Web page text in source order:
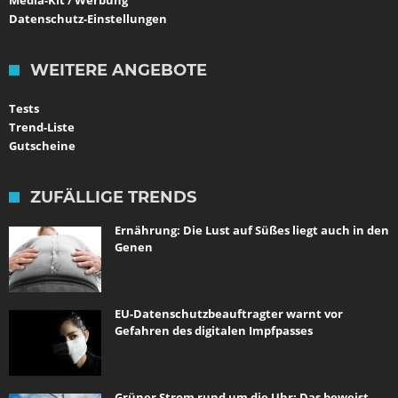
Datenschutz-Einstellungen
WEITERE ANGEBOTE
Tests
Trend-Liste
Gutscheine
ZUFÄLLIGE TRENDS
Ernährung: Die Lust auf Süßes liegt auch in den
Genen
EU-Datenschutzbeauftragter warnt vor
Gefahren des digitalen Impfpasses